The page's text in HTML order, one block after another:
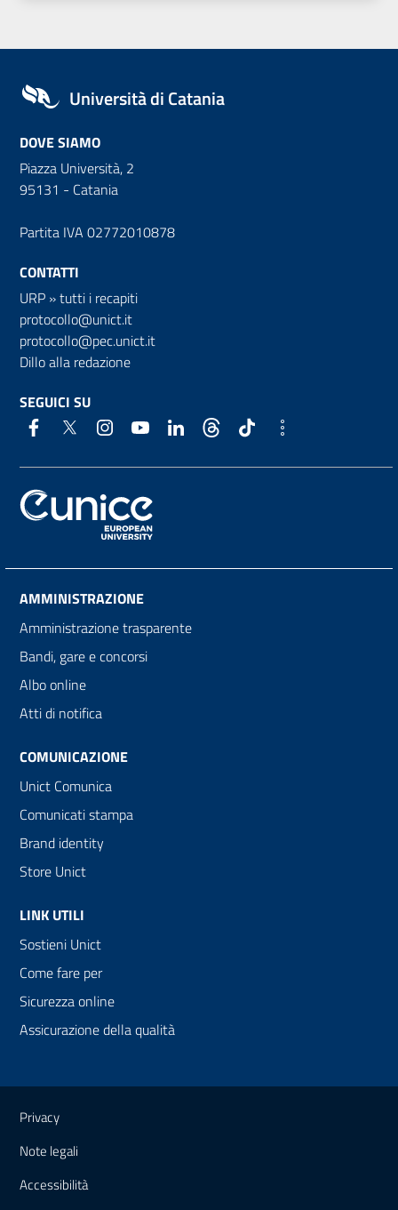
Università di Catania
DOVE SIAMO
Piazza Università, 2
95131 - Catania
Partita IVA 02772010878
CONTATTI
URP »tutti i recapiti
protocollo@unict.it
protocollo@pec.unict.it
Dillo alla redazione
SEGUICI SU
AMMINISTRAZIONE
Amministrazione trasparente
Bandi, gare e concorsi
Albo online
Atti di notifica
COMUNICAZIONE
Unict Comunica
Comunicati stampa
Brand identity
Store Unict
LINK UTILI
Sostieni Unict
Come fare per
Sicurezza online
Assicurazione della qualità
Link e informazioni utili
Privacy
Note legali
Accessibilità